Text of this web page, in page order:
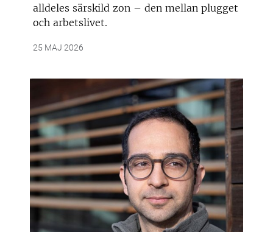
alldeles särskild zon – den mellan plugget
och arbetslivet.
25 MAJ 2026